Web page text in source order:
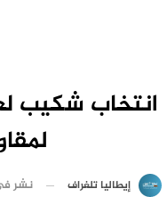
انتخاب شكيب
إيطاليا تلغراف نشر